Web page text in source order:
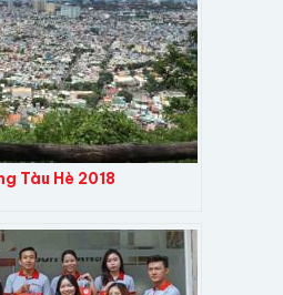
Tàu Hè 2018